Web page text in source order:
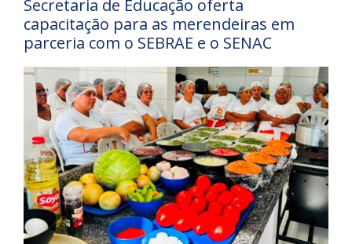
Secretaria de Educação oferta
capacitação para as merendeiras em
parceria com o SEBRAE e o SENAC